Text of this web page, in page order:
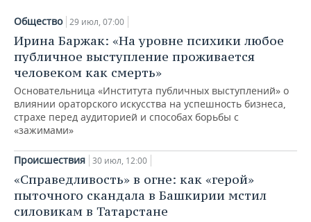
Общество 29 июл, 07:00
Ирина Баржак: «На уровне психики любое
публичное выступление проживается
человеком как смерть»
Основательница «Института публичных выступлений» о
влиянии ораторского искусства на успешность бизнеса,
страхе перед аудиторией и способах борьбы с
«зажимами»
Происшествия 30 июл, 12:00
«Справедливость» в огне: как «герой»
пыточного скандала в Башкирии мстил
силовикам в Татарстане